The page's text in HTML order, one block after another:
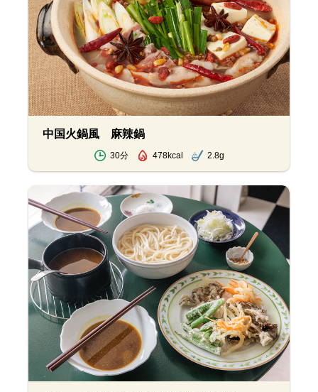
中国火鍋風 麻辣鍋
30分 478kcal 2.8g